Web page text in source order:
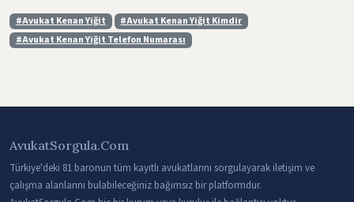
#Avukat Kenan Yiğit
#Avukat Kenan Yiğit Kimdir
#Avukat Kenan Yiğit Telefon Numarası
AvukatSorgula.Com
Türkiye'deki 81 baronun tüm kayıtlı avukatlarını sorgulayarak iletişim ve
çalışma alanlarını bulabileceğiniz bağımsız bir platformdur.